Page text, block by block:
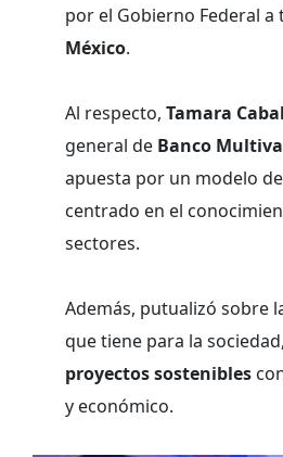
por el Gobierno Federal a
México.
Al respecto, Tamara
general de Banco Multiva
apuesta por un modelo
centrado en el
sectores.
Además, putualizó sobre
que tiene para la
proyectos sostenibles
y económico.